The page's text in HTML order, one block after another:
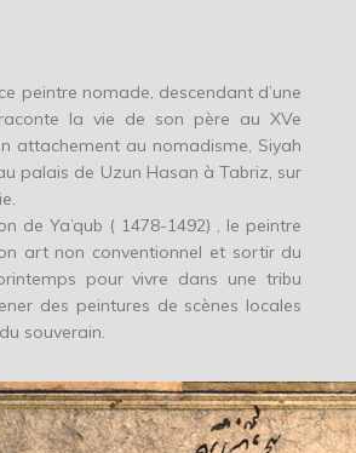
peintre nomade, descendant d’une
la vie de son père au XVe
attachement au nomadisme, Siyah
palais de Uzun Hasan à Tabriz, sur
de Ya’qub ( 1478-1492) , le peintre
art non conventionnel et sortir du
pour vivre dans une tribu
des peintures de scènes locales
souverain.